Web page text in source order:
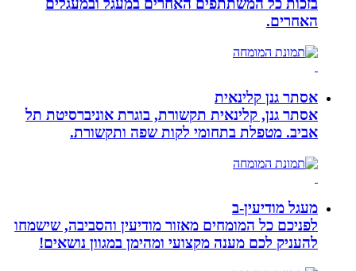
בזכות כל המשתתפים האחרים במעגל ובמעגלים
האחרים.
אסתר גנן קלינאית
אסתר גנן, קלינאית תקשורת, בוגרת אוניברסיטת תל
אביב. מטפלת בתחומי לקות שפה ותקשורת.
מעגל מודיעין-ב
לפניכם כל המומחים מאזור מודיעין והסביבה, שישמחו
להעניק לכם מענה מקצועי ומהימן במגוון נושאים!